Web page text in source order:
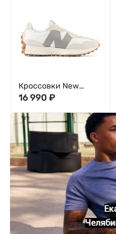
Кроссовки New
Balance 327 U327LT
16 990 ₽